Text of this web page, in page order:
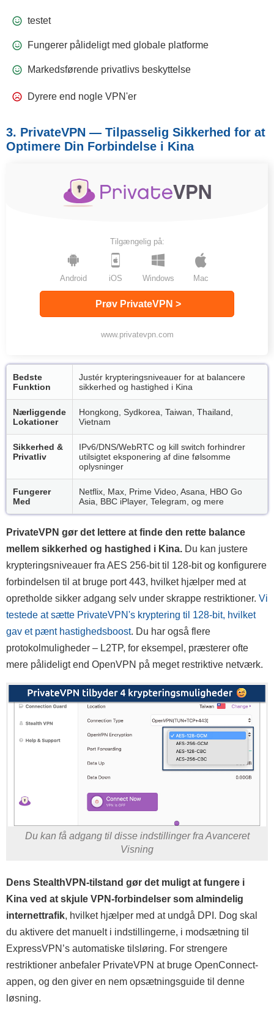
testet
Fungerer pålideligt med globale platforme
Markedsførende privatlivs beskyttelse
Dyrere end nogle VPN'er
3. PrivateVPN — Tilpasselig Sikkerhed for at
Optimere Din Forbindelse i Kina
Tilgængelig på:
Windows Mac
Android iOS
Prøv PrivateVPN >
www.privatevpn.com
Bedste
Funktion
Justér krypteringsniveauer for at balancere
sikkerhed og hastighed i Kina
Nærliggende
Lokationer
Hongkong, Sydkorea, Taiwan, Thailand,
Vietnam
Sikkerhed &
Privatliv
IPv6/DNS/WebRTC og kill switch forhindrer
utilsigtet eksponering af dine følsomme
oplysninger
Fungerer
Med
Netflix, Max, Prime Video, Asana, HBO Go
Asia, BBC iPlayer, Telegram, og mere
PrivateVPN gør det lettere at finde den rette balance
mellem sikkerhed og hastighed i Kina. Du kan justere
krypteringsniveauer fra AES 256-bit til 128-bit og konfigurere
forbindelsen til at bruge port 443, hvilket hjælper med at
opretholde sikker adgang selv under skrappe restriktioner. Vi
testede at sætte PrivateVPN's kryptering til 128-bit, hvilket
gav et pænt hastighedsboost. Du har også flere
protokolmuligheder – L2TP, for eksempel, præsterer ofte
mere pålideligt end OpenVPN på meget restriktive netværk.
Du kan få adgang til disse indstillinger fra Avanceret
Visning
Dens StealthVPN-tilstand gør det muligt at fungere i
Kina ved at skjule VPN-forbindelser som almindelig
internettrafik, hvilket hjælper med at undgå DPI. Dog skal
du aktivere det manuelt i indstillingerne, i modsætning til
ExpressVPN’s automatiske tilsløring. For strengere
restriktioner anbefaler PrivateVPN at bruge OpenConnect-
appen, og den giver en nem opsætningsguide til denne
løsning.